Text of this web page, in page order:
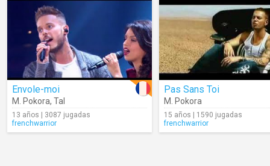
Envole-moi
M. Pokora, Tal
13 años | 3087 jugadas
frenchwarrior
Pas Sans Toi
M. Pokora
15 años | 1590 jugadas
frenchwarrior